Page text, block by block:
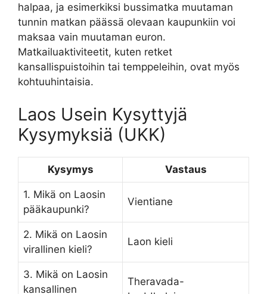
halpaa, ja esimerkiksi bussimatka muutaman
tunnin matkan päässä olevaan kaupunkiin voi
maksaa vain muutaman euron.
Matkailuaktiviteetit, kuten retket
kansallispuistoihin tai temppeleihin, ovat myös
kohtuuhintaisia.
Laos Usein Kysyttyjä
Kysymyksiä (UKK)
Kysymys Vastaus
1. Mikä on Laosin
pääkaupunki?
Vientiane
2. Mikä on Laosin
virallinen kieli?
Laon kieli
3. Mikä on Laosin
kansallinen
Theravada-